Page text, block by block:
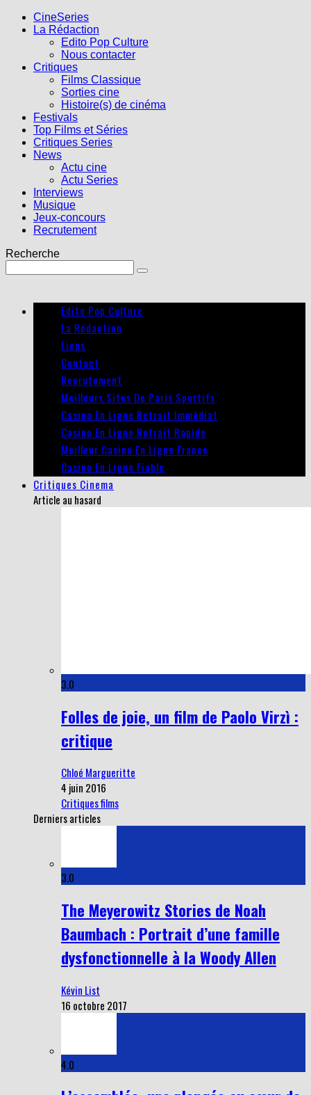
CineSeries
La Rédaction
Edito Pop Culture
Nous contacter
Critiques
Films Classique
Sorties cine
Histoire(s) de cinéma
Festivals
Top Films et Séries
Critiques Series
News
Actu cine
Actu Series
Interviews
Musique
Jeux-concours
Recrutement
Recherche
Edito Pop Culture
La Rédaction
Liens
Contact
Recrutement
Meilleurs Sites De Paris Sportifs
Casino En Ligne Retrait Immédiat
Casino En Ligne Retrait Rapide
Meilleur Casino En Ligne France
Casino En Ligne Fiable
Critiques Cinema
Article au hasard
3.0
Folles de joie, un film de Paolo Virzì :
critique
Chloé Margueritte
4 juin 2016
Critiques films
Derniers articles
3.0
The Meyerowitz Stories de Noah
Baumbach : Portrait d’une famille
dysfonctionnelle à la Woody Allen
Kévin List
16 octobre 2017
4.0